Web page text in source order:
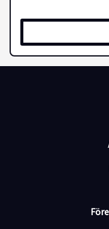
Skicka in din
oss.
Välkommen med din